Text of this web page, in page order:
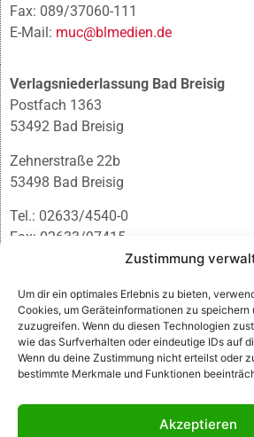
Zustimmung
Um dir ein optimales Erlebnis zu bieten,
Cookies, um Geräteinformationen zu speichern
zuzugreifen. Wenn du diesen Technologien
wie das Surfverhalten oder eindeutige IDs auf
Wenn du deine Zustimmung nicht erteilst oder
bestimmte Merkmale und Funktionen
Akzeptieren
Fax: 089/37060-111
E-Mail: muc@blmedien.de
Verlagsniederlassung Bad Breisig
Postfach 1363
53492 Bad Breisig
Zehnerstraße 22b
53498 Bad Breisig
Tel.: 02633/4540-0
Fax: 02633/97415
infobb@blmedien.de